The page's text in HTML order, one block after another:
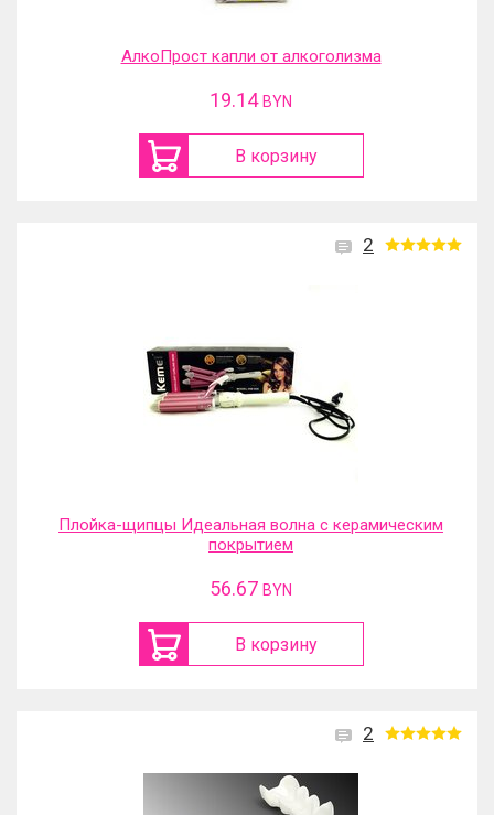
АлкоПрост капли от алкоголизма
19.14 BYN
В корзину
2
Плойка-щипцы Идеальная волна с керамическим
покрытием
56.67 BYN
В корзину
2